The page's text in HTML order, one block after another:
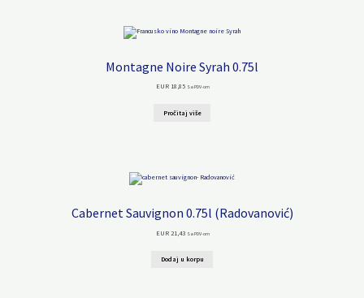
Montagne Noire Syrah 0.75l
EUR 18,85 Sa PDV-om
Pročitaj više
Cabernet Sauvignon 0.75l (Radovanović)
EUR 21,43 Sa PDV-om
Dodaj u korpu